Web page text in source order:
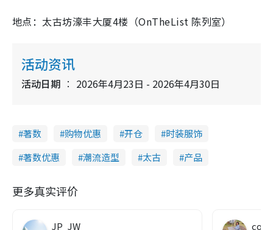
地点：太古坊濠丰大厦4楼（OnTheList 陈列室）
活动资讯
活动日期 2026年4月23日 - 2026年4月30日
著数 购物优惠 开仓
时装服饰
著数优惠
潮流造型 太古 产品
更多真实评价
JP_JW co